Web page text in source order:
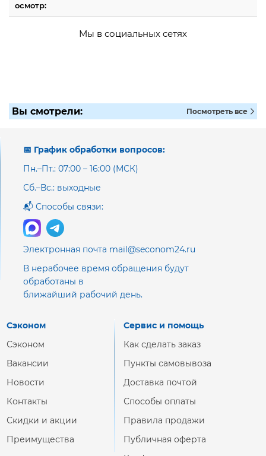
осмотр:
Мы в социальных сетях
Вы смотрели: Посмотреть все
📅 График обработки вопросов:
Пн.–Пт.: 07:00 – 16:00 (МСК)
Сб.–Вс.: выходные
📬 Способы связи:
Электронная почта mail@seconom24.ru
В нерабочее время обращения будут
обработаны в
ближайший рабочий день.
Сэконом
Сэконом
Вакансии
Новости
Контакты
Скидки и акции
Преимущества
Сервис и помощь
Как сделать заказ
Пункты самовывоза
Доставка почтой
Способы оплаты
Правила продажи
Публичная оферта